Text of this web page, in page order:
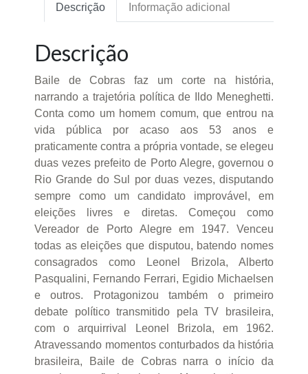
Descrição Informação adicional
Descrição
Baile de Cobras faz um corte na história,
narrando a trajetória política de Ildo Meneghetti.
Conta como um homem comum, que entrou na
vida pública por acaso aos 53 anos e
praticamente contra a própria vontade, se elegeu
duas vezes prefeito de Porto Alegre, governou o
Rio Grande do Sul por duas vezes, disputando
sempre como um candidato improvável, em
eleições livres e diretas. Começou como
Vereador de Porto Alegre em 1947. Venceu
todas as eleições que disputou, batendo nomes
consagrados como Leonel Brizola, Alberto
Pasqualini, Fernando Ferrari, Egidio Michaelsen
e outros. Protagonizou também o primeiro
debate político transmitido pela TV brasileira,
com o arquirrival Leonel Brizola, em 1962.
Atravessando momentos conturbados da história
brasileira, Baile de Cobras narra o início da